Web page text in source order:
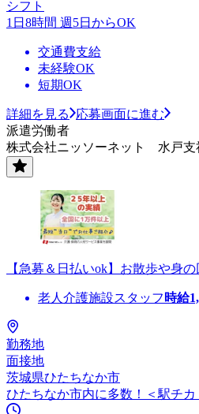
シフト
1日8時間 週5日からOK
交通費支給
未経験OK
短期OK
詳細を見る
応募画面に進む
派遣労働者
株式会社ニッソーネット 水戸支
【急募＆日払いok】お散歩や身
老人介護施設スタッフ 時給
勤務地
面接地
茨城県ひたちなか市
ひたちなか市内に多数！＜駅チカ